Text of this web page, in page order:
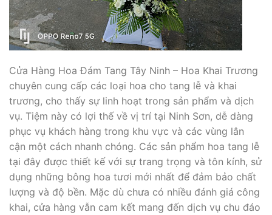
Cửa Hàng Hoa Đám Tang Tây Ninh – Hoa Khai Trương
chuyên cung cấp các loại hoa cho tang lễ và khai
trương, cho thấy sự linh hoạt trong sản phẩm và dịch
vụ. Tiệm này có lợi thế về vị trí tại Ninh Sơn, dễ dàng
phục vụ khách hàng trong khu vực và các vùng lân
cận một cách nhanh chóng. Các sản phẩm hoa tang lễ
tại đây được thiết kế với sự trang trọng và tôn kính, sử
dụng những bông hoa tươi mới nhất để đảm bảo chất
lượng và độ bền. Mặc dù chưa có nhiều đánh giá công
khai, cửa hàng vẫn cam kết mang đến dịch vụ chu đáo